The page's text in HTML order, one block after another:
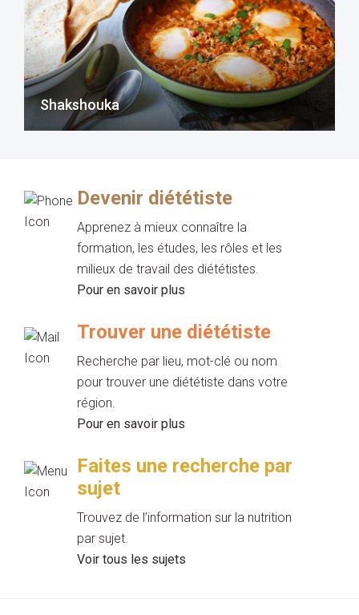
Shakshouka
Devenir diététiste
Apprenez à mieux connaître la
formation, les études, les rôles et les
milieux de travail des diététistes.
Pour en savoir plus
Trouver une diététiste
Recherche par lieu, mot-clé ou nom
pour trouver une diététiste dans votre
région.
Pour en savoir plus
Faites une recherche par
sujet
Trouvez de l’information sur la nutrition
par sujet.
Voir tous les sujets